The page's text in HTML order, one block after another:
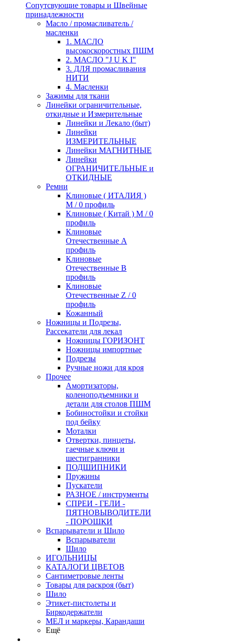
Сопутсвующие товары и Швейные
принадлежности
Масло / промасливатель /
масленки
1. МАСЛО
высокоскоростных ПШМ
2. МАСЛО "J U K I"
3. ДЛЯ промасливания
НИТИ
4. Масленки
Зажимы для ткани
Линейки ограничительные,
откидные и Измерительные
Линейки и Лекало (быт)
Линейки
ИЗМЕРИТЕЛЬНЫЕ
Линейки МАГНИТНЫЕ
Линейки
ОГРАНИЧИТЕЛЬНЫЕ и
ОТКИДНЫЕ
Ремни
Клиновые ( ИТАЛИЯ )
М / 0 профиль
Клиновые ( Китай ) М / 0
профиль
Клиновые
Отечественные А
профиль
Клиновые
Отечественные В
профиль
Клиновые
Отечественные Z / 0
профиль
Кожанный
Ножницы и Подрезы,
Рассекатели для лекал
Ножницы ГОРИЗОНТ
Ножницы импортные
Подрезы
Ручные ножи для кроя
Прочее
Амортизаторы,
коленоподъемники и
детали для столов ПШМ
Бобиностойки и стойки
под бейку
Моталки
Отвертки, пинцеты,
гаечные ключи и
шестигранники
ПОДШИПНИКИ
Пружины
Пускатели
РАЗНОЕ / инструменты
СПРЕИ - ГЕЛИ -
ПЯТНОВЫВОДИТЕЛИ
- ПОРОШКИ
Вспарыватели и Шило
Вспарыватели
Шило
ИГОЛЬНИЦЫ
КАТАЛОГИ ЦВЕТОВ
Сантиметровые ленты
Товары для раскроя (быт)
Шило
Этикет-пистолеты и
Биркодержатели
МЕЛ и маркеры, Карандаши
Ещё